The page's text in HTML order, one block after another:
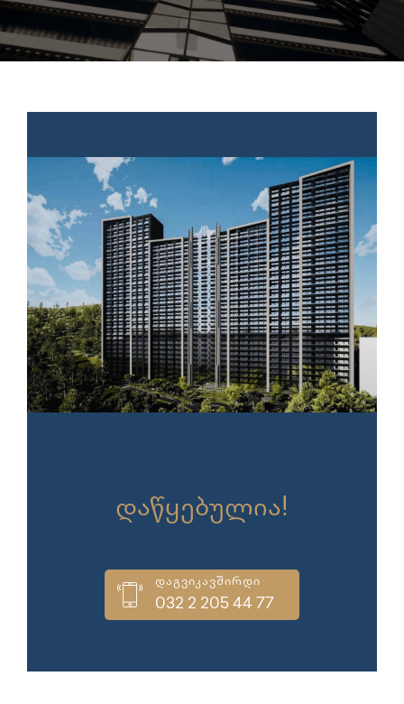
დაწყებულია!
დაგვიკავშირდი
032 2 205 44 77